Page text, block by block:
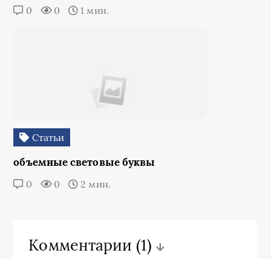
0 0 1 мин.
Статьи
объемные световые буквы
0 0 2 мин.
Комментарии (1)